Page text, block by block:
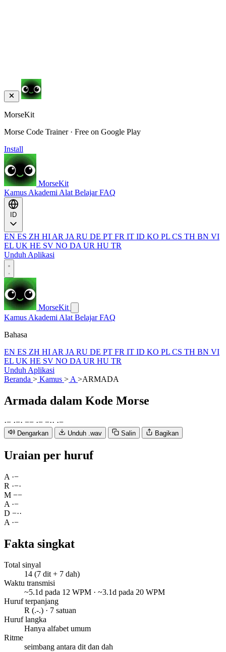
MorseKit
Morse Code Trainer · Free on Google Play
Install
MorseKit
Kamus Akademi Alat BelajarFAQ
EN ES ZH HI AR JA RU DE PT FR IT ID KO PL CS TH BN VI
EL UK HE SV NO DA UR HU TR
Unduh Aplikasi
MorseKit
Kamus Akademi Alat BelajarFAQ
Bahasa
EN ES ZH HI AR JA RU DE PT FR IT ID KO PL CS TH BN VI
EL UK HE SV NO DA UR HU TR
Unduh Aplikasi
Beranda > Kamus > A >ARMADA
Armada dalam Kode Morse
·− ·−· −− ·− −·· ·−
Dengarkan Unduh .wav Salin Bagikan
Uraian per huruf
A ·−
R ·−·
M −−
A ·−
D −··
A ·−
Fakta singkat
Total sinyal
14 (7 dit + 7 dah)
Waktu transmisi
~5.1d pada 12 WPM · ~3.1d pada 20 WPM
Huruf terpanjang
R (.-.) · 7 satuan
Huruf langka
Hanya alfabet umum
Ritme
seimbang antara dit dan dah